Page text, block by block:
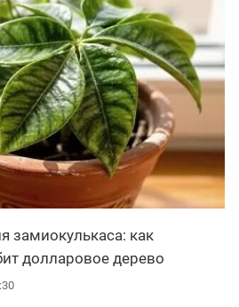
замиокулькаса: как
долларовое дерево